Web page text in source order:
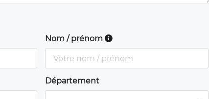
Nom / prénom
Département